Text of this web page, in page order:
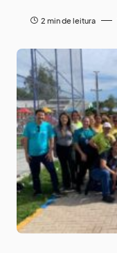
2 min de leitura